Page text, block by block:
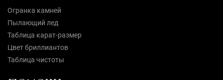
Огранка камней
Пылающий лед
Таблица карат-размер
Цвет бриллиантов
Таблица чистоты